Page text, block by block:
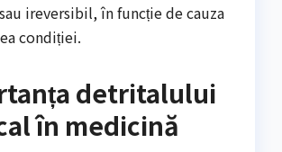
ireversibil, în funcție de cauza
condiției.
detritalului
în medicină